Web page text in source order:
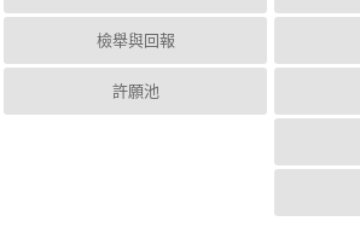
檢舉與回報
許願池